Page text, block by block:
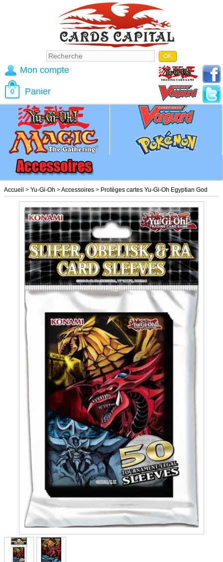
Accueil > Yu-Gi-Oh >Accessoires > Protèges cartes Yu-Gi-Oh Egyptian God
Mon compte
0 Panier